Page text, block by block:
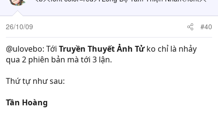
26/10/09 #40
@ulovebo: Tới Truyền Thuyết Ảnh Tửko chỉ là nhảy
qua 2 phiên bản mà tới 3 lận.
Thứ tự như sau:
Tần Hoàng